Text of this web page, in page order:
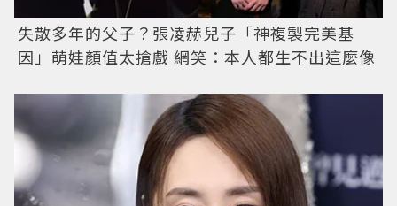
失散多年的父子？張凌赫兒子「神複製完美基
因」萌娃顏值太搶戲 網笑：本人都生不出這麼像